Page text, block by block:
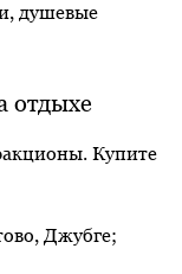
душевые
отдыхе
Купите
Джубге;